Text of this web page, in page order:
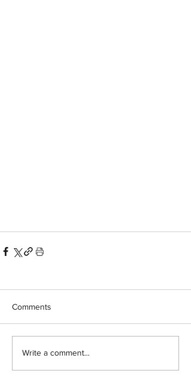
Comments
Write a comment...